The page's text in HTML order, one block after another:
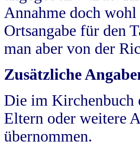
Annahme doch
Ortsangabe für den
man aber von der
Zusätzliche
Die im Kirchenbuch
Eltern oder weitere
übernommen.